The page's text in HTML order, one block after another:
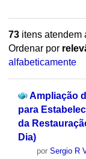
73itens atendem
Ordenar por
alfabeticamente
Ampliação
para
da
Dia)
por Sergio R